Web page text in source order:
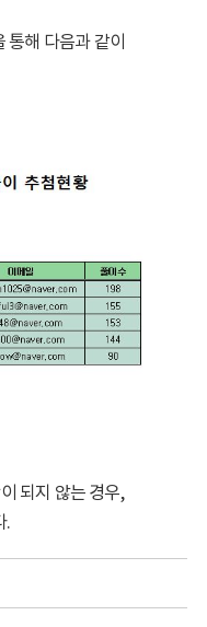
해 다음과 같이
되지 않는 경우,
.